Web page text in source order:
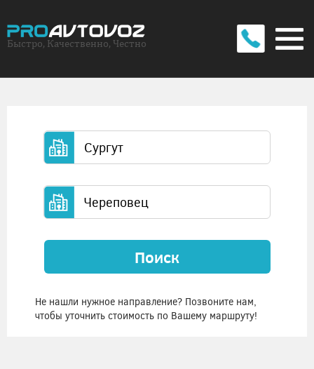
Быстро, Качественно, Честно
Поиск
Не нашли нужное направление? Позвоните нам,
чтобы уточнить стоимость по Вашему маршруту!